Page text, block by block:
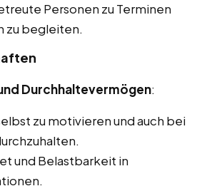
Personen zu Terminen
zu begleiten.
Durchhaltevermögen:
zu motivieren und auch bei
und Belastbarkeit in